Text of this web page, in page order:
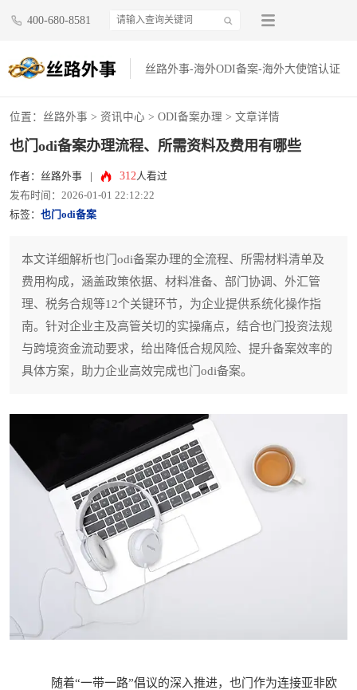
400-680-8581
丝路外事-海外ODI备案-海外大使馆认证
位置： 丝路外事 > 资讯中心 > ODI备案办理 > 文章详情
也门odi备案办理流程、所需资料及费用有哪些
作者：丝路外事 312人看过
发布时间：2026-01-01 22:12:22
标签： 也门odi备案
本文详细解析也门odi备案办理的全流程、所需材料清单及
费用构成，涵盖政策依据、材料准备、部门协调、外汇管
理、税务合规等12个关键环节，为企业提供系统化操作指
南。针对企业主及高管关切的实操痛点，结合也门投资法规
与跨境资金流动要求，给出降低合规风险、提升备案效率的
具体方案，助力企业高效完成也门odi备案。
随着“一带一路”倡议的深入推进，也门作为连接亚非欧